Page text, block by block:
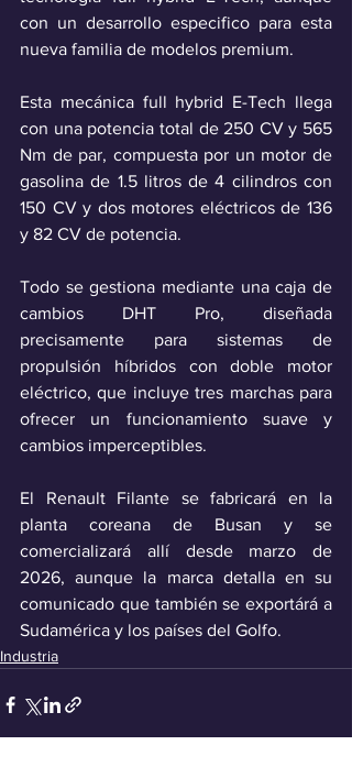
con un desarrollo especifico para esta
nueva familia de modelos premium.
Esta mecánica full hybrid E-Tech llega
con una potencia total de 250 CV y 565
Nm de par, compuesta por un motor de
gasolina de 1.5 litros de 4 cilindros con
150 CV y dos motores eléctricos de 136
y 82 CV de potencia.
Todo se gestiona mediante una caja de
cambios DHT Pro, diseñada
precisamente para sistemas de
propulsión híbridos con doble motor
eléctrico, que incluye tres marchas para
ofrecer un funcionamiento suave y
cambios imperceptibles.
El Renault Filante se fabricará en la
planta coreana de Busan y se
comercializará allí desde marzo de
2026, aunque la marca detalla en su
comunicado que también se exportárá a
Sudamérica y los países del Golfo.
Industria